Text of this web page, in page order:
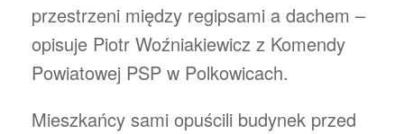
przestrzeni między regipsami a dachem –
opisuje Piotr Woźniakiewicz z Komendy
Powiatowej PSP w Polkowicach.
Mieszkańcy sami opuścili budynek przed